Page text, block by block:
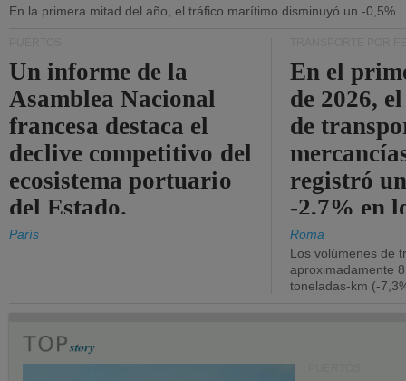
En la primera mitad del año, el tráfico marítimo disminuyó un -0,5%.
Un informe de la
Asamblea Nacional
francesa destaca el
declive competitivo del
ecosistema portuario
del Estado.
París
En el
de 2026,
de
registró
-2,7% en
Roma
Los volúmenes de
aproximadamente
toneladas-km (-